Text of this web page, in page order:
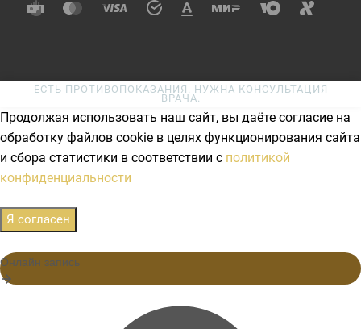
ЕСТЬ ПРОТИВОПОКАЗАНИЯ. НУЖНА КОНСУЛЬТАЦИЯ
ВРАЧА.
Продолжая использовать наш сайт, вы даёте согласие на
обработку файлов cookie в целях функционирования сайта
и сбора статистики в соответствии с политикой
конфиденциальности
Я согласен